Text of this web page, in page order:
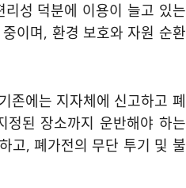
성 덕분에 이용이 늘고 있는
이며, 환경 보호와 자원 순환
존에는 지자체에 신고하고 폐
된 장소까지 운반해야 하는
고, 폐가전의 무단 투기 및 불